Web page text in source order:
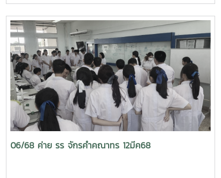
06/68 ค่าย รร จักรคำคณาทร 12มีค68